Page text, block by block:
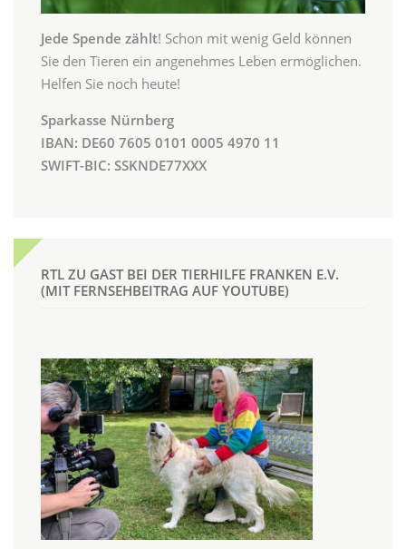
Jede Spende zählt! Schon mit wenig Geld können
Sie den Tieren ein angenehmes Leben ermöglichen.
Helfen Sie noch heute!
Sparkasse Nürnberg
IBAN: DE60 7605 0101 0005 4970 11
SWIFT-BIC: SSKNDE77XXX
RTL ZU GAST BEI DER TIERHILFE FRANKEN E.V.
(MIT FERNSEHBEITRAG AUF YOUTUBE)